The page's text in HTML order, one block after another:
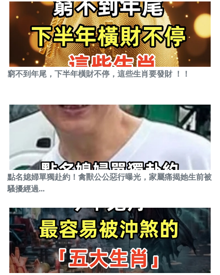
窮不到年尾，下半年橫財不停，這些生肖要發財 ！！
點名媳婦單獨赴約！禽獸公公惡行曝光，家屬痛揭她生前被
騷擾經過...